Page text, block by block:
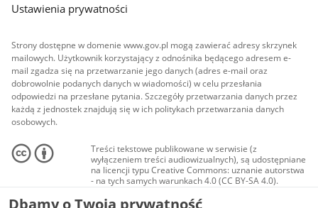
Ustawienia prywatności
Strony dostępne w domenie www.gov.pl mogą zawierać adresy skrzynek
mailowych. Użytkownik korzystający z odnośnika będącego adresem e-
mail zgadza się na przetwarzanie jego danych (adres e-mail oraz
dobrowolnie podanych danych w wiadomości) w celu przesłania
odpowiedzi na przesłane pytania. Szczegóły przetwarzania danych przez
każdą z jednostek znajdują się w ich politykach przetwarzania danych
osobowych.
Treści tekstowe publikowane w serwisie (z
wyłączeniem treści audiowizualnych), są udostępniane
na licencji typu Creative Commons: uznanie autorstwa
- na tych samych warunkach 4.0 (CC BY-SA 4.0).
Materiały audiowizualne, w tym zdjęcia, materiały
audio i wideo, są udostępniane na licencji typu
Dbamy o Twoją prywatność